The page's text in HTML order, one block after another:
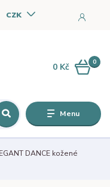
Menu
CZK
0
0 Kč
DANCE kožené